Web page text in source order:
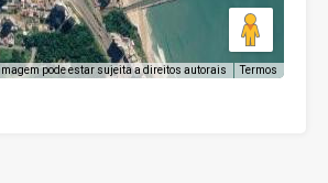
pode estar sujeita a direitos autorais Termos